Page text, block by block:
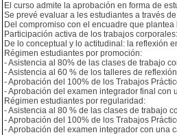
El curso admite la aprobación en forma de
Se prevé evaluar a les estudiantes a través
Del compromiso con el encuadre que plantea
Participación activa de los trabajos
De lo conceptual y lo actitudinal: la reflexión
Régimen estudiantes por promoción:
- Asistencia al 80% de las clases de trabajo
- Asistencia al 60 % de los talleres de
- Aprobación del 100% de los Trabajos
- Aprobación del examen integrador final
Régimen estudiantes por regularidad:
- Asistencia al 80 % de las clases de trabajo
- Aprobación del 100% de los Trabajos
- Aprobación del examen integrador con una